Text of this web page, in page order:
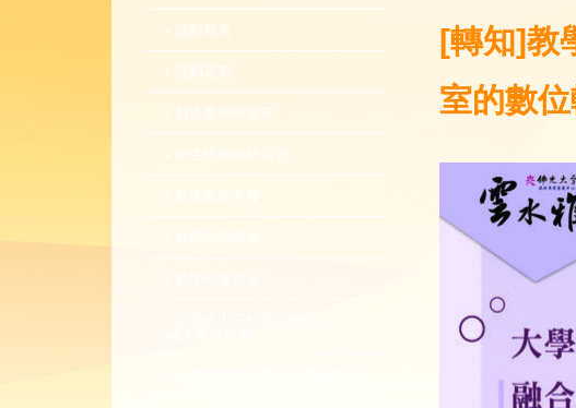
活動報名
活動花絮
新進教師研習營
中生代教師研習營
[轉知]教
室的數